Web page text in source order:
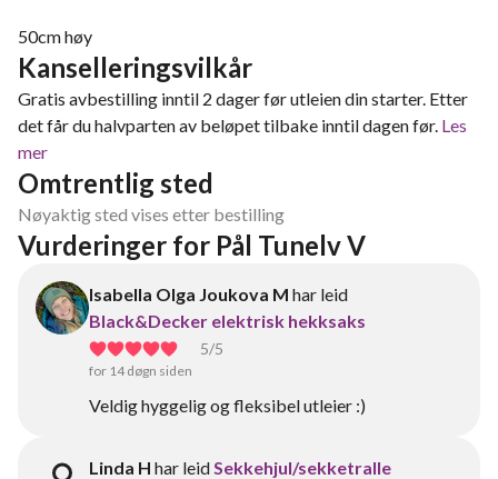
50cm høy
Kanselleringsvilkår
Gratis avbestilling inntil 2 dager før utleien din starter. Etter
det får du halvparten av beløpet tilbake inntil dagen før. Les
mer
Omtrentlig sted
Nøyaktig sted vises etter bestilling
Vurderinger for Pål Tunelv V
Isabella Olga Joukova M har leid
Black&Decker elektrisk hekksaks
5/5
for 14 døgn siden
Veldig hyggelig og fleksibel utleier :)
Linda H har leidSekkehjul/sekketralle